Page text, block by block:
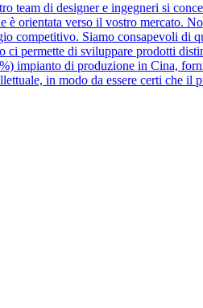
team di designer e ingegneri si
è orientata verso il vostro mercato.
competitivo. Siamo consapevoli di
permette di sviluppare prodotti
impianto di produzione in Cina,
in modo da essere certi che il